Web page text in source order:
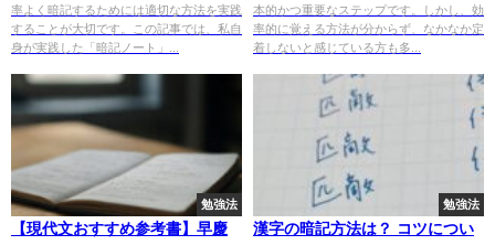
率よく暗記するためには適切な方法を実践
することが大切です。この記事では、私自
身が実践した「暗記ノート」...
本的かつ重要なステップです。しかし、効
率的に覚える方法が分からず、なかなか定
着しないと感じている方も多...
勉強法
【現代文おすすめ参考書】早慶
勉強法
漢字の暗記方法は？ コツについ